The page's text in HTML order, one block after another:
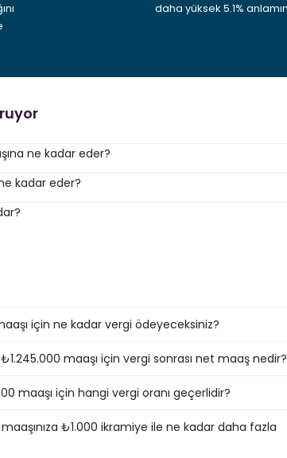
daha yüksek 5.1%
ne kadar eder?
kadar eder?
için ne kadar vergi ödeyeceksiniz?
maaşı için vergi sonrası net maaş nedir?
maaşı için hangi vergi oranı geçerlidir?
₺1.000 ikramiye ile ne kadar daha fazla